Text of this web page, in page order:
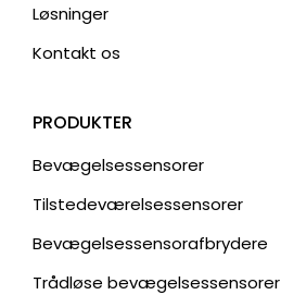
Løsninger
Kontakt os
PRODUKTER
Bevægelsessensorer
Tilstedeværelsessensorer
Bevægelsessensorafbrydere
Trådløse bevægelsessensorer